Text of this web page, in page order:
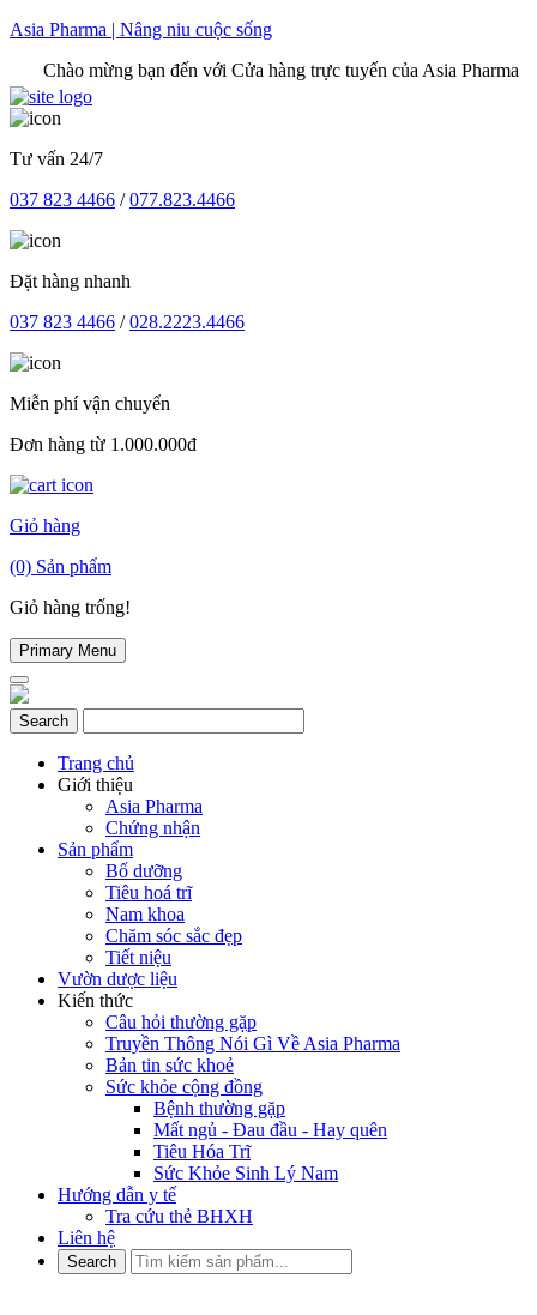
Skip
content
Asia Pharma | Nâng niu cuộc sống
Chào mừng bạn đến với Cửa hàng trực tuyến của Asia Pharma
Tư vấn 24/7
037 823 4466 /077.823.4466
Đặt hàng nhanh
037 823 4466 /028.2223.4466
Miễn phí vận chuyển
Đơn hàng từ 1.000.000đ
Giỏ hàng
(0) Sản phẩm
Giỏ hàng trống!
Primary Menu
Trang chủ
Giới thiệu
Asia Pharma
Chứng nhận
Sản phẩm
Bổ dưỡng
Tiêu hoá trĩ
Nam khoa
Chăm sóc sắc đẹp
Tiết niệu
Vườn dược liệu
Kiến thức
Câu hỏi thường gặp
Truyền Thông Nói Gì Về Asia Pharma
Bản tin sức khoẻ
Sức khỏe cộng đồng
Bệnh thường gặp
Mất ngủ - Đau đầu - Hay quên
Tiêu Hóa Trĩ
Sức Khỏe Sinh Lý Nam
Hướng dẫn y tế
Tra cứu thẻ BHXH
Liên hệ